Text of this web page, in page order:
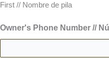
First // Nombre de pila
Owner's Phone Number //